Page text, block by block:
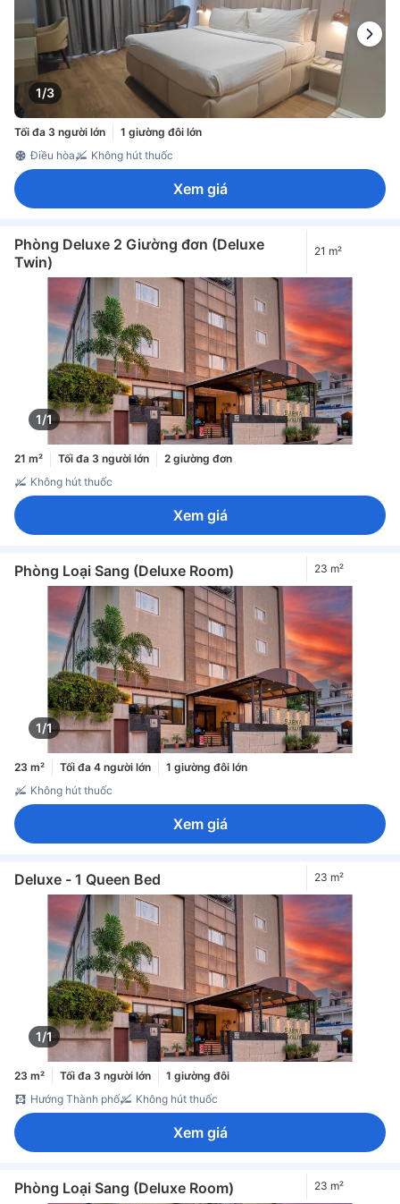
1/3
Tối đa 3 người lớn
1 giường đôi lớn
Điều hòa
Không hút thuốc
Xem giá
Phòng Deluxe 2 Giường đơn (Deluxe
Twin)
21 m²
1/1
21 m² Tối đa 3 người lớn
2 giường đơn
Không hút thuốc
Xem giá
Phòng Loại Sang (Deluxe Room) 23 m²
1/1
23 m² Tối đa 4 người lớn
1 giường đôi lớn
Không hút thuốc
Xem giá
Deluxe - 1 Queen Bed 23 m²
1/1
23 m² Tối đa 3 người lớn
1 giường đôi
Hướng Thành phố
Không hút thuốc
Xem giá
Phòng Loại Sang (Deluxe Room) 23 m²